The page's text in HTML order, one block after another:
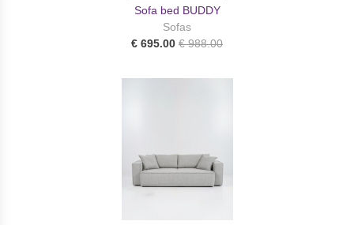
Sofa bed BUDDY
Sofas
€ 695.00 € 988.00